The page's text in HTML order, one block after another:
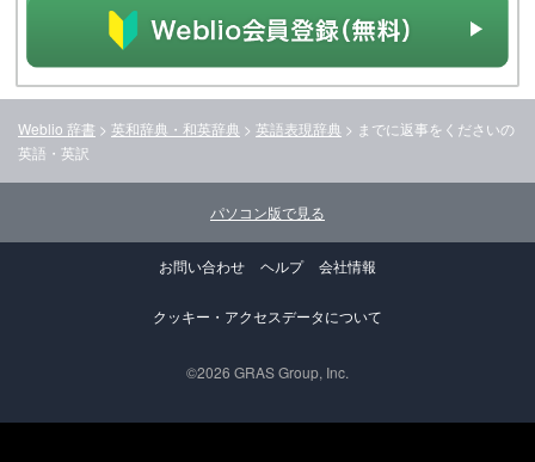
Weblio 辞書 > 英和辞典・和英辞典 > 英語表現辞典 > までに返事をくださいの
英語・英訳
パソコン版で見る
お問い合わせ ヘルプ 会社情報
クッキー・アクセスデータについて
©2026 GRAS Group, Inc.